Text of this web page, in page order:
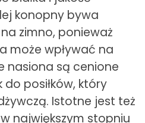
konopny bywa
zimno, ponieważ
może wpływać na
nasiona są cenione
posiłków, który
Istotne jest też
największym stopniu